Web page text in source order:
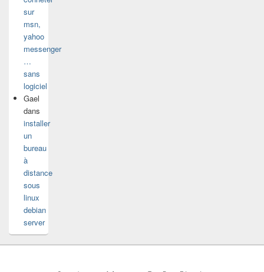
sur
msn,
yahoo
messenger
…
sans
logiciel
Gael
dans
installer
un
bureau
à
distance
sous
linux
debian
server